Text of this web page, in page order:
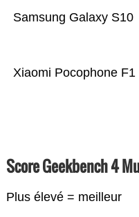
Xiaomi Pocophone F1
Samsung Galaxy S10
Score Geekbench 4
Plus élevé = meilleur